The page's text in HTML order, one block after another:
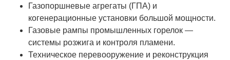
Газопоршневые агрегаты (ГПА) и
когенерационные установки большой мощности.
Газовые рампы промышленных горелок —
системы розжига и контроля пламени.
Техническое перевооружение и реконструкция